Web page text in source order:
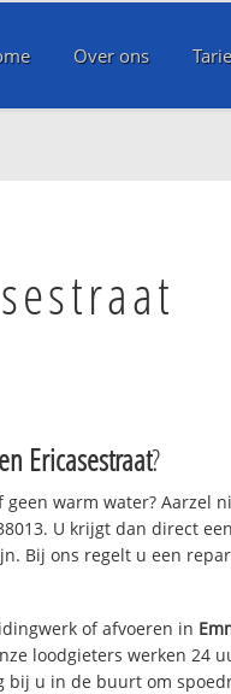
Over ons
Ericasestraat?
geen warm water? Aarzel
U krijgt dan direct
Bij ons regelt u een
of afvoeren in
loodgieters werken 24
bij u in de buurt om